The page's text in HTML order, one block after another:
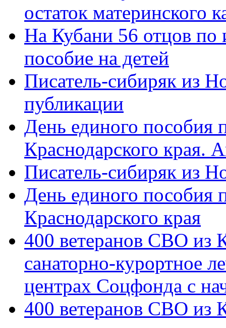
остаток материнского
На Кубани 56 отцов по
пособие на детей
Писатель-сибиряк из
публикации
День единого пособия
Краснодарского края.
Писатель-сибиряк из
День единого пособия
Краснодарского края
400 ветеранов СВО из
санаторно-курортное
центрах Соцфонда с
400 ветеранов СВО из